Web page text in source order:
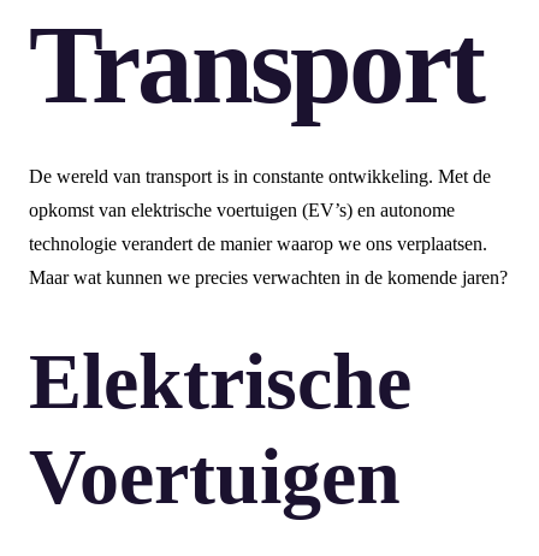
Transport
De wereld van transport is in constante ontwikkeling. Met de
opkomst van elektrische voertuigen (EV’s) en autonome
technologie verandert de manier waarop we ons verplaatsen.
Maar wat kunnen we precies verwachten in de komende jaren?
Elektrische
Voertuigen